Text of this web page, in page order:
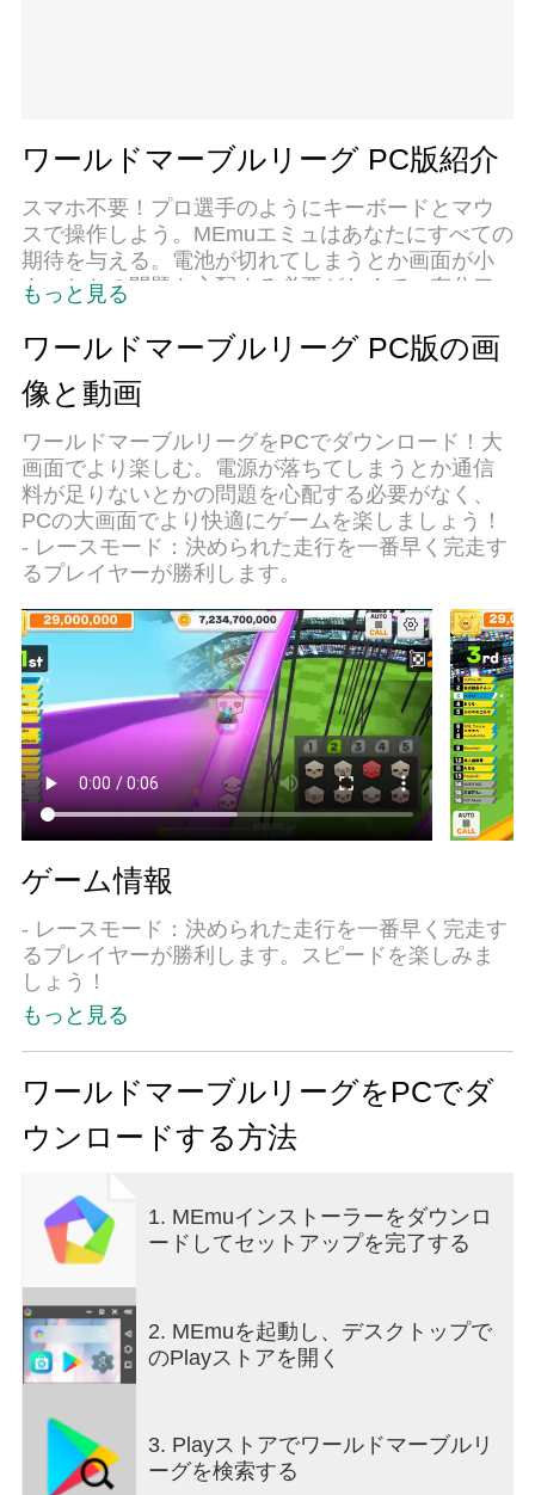
ワールドマーブルリーグ PC版紹介
スマホ不要！プロ選手のようにキーボードとマウ
スで操作しよう。MEmuエミュはあなたにすべての
期待を与える。電池が切れてしまうとか画面が小
さいとかの問題を心配する必要がなくて、存分ワ
いMEmuエミュ7はPCでワールドマーブルリーグを
プレイするのに最適！完璧なキーマッピングシス
テムにより、まるでパソコンゲームみたい。マル
実行！唯一無二な仮想化エンジンがパソコンの可
能性を最大限になる。遊べるだけでなく、より楽
しめる！
もっと見る
ワールドマーブルリーグ PC版の画
像と動画
ワールドマーブルリーグをPCでダウンロード！大
画面でより楽しむ。電源が落ちてしまうとか通信
料が足りないとかの問題を心配する必要がなく、
PCの大画面でより快適にゲームを楽しましょう！
- レースモード：決められた走行を一番早く完走す
るプレイヤーが勝利します。
ゲーム情報
- レースモード：決められた走行を一番早く完走す
るプレイヤーが勝利します。スピードを楽しみま
しょう！
しょう！
[進行中のイベント]
- レーシングタイムが「777」で終わると10倍に補
償をもらえるイベントが進行中です。
[ゲーム特徴]
- ゲーム中には操作出来ません。
- 色々なコンセプトのトラックからゲームを楽しめ
もっと見る
ワールドマーブルリーグをPCでダ
ウンロードする方法
1. MEmuインストーラーをダウンロ
ードしてセットアップを完了する
2. MEmuを起動し、デスクトップで
のPlayストアを開く
3. Playストアでワールドマーブルリ
ーグを検索する